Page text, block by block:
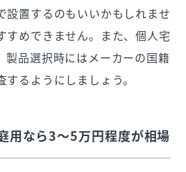
設置するのもいいかもしれませ
すめできません。また、個人宅
製品選択時にはメーカーの国籍
るようにしましょう。
用なら3〜5万円程度が相場